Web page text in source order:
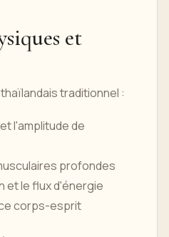
et
traditionnel :
l'amplitude de
profondes
et le flux d'énergie
corps-esprit